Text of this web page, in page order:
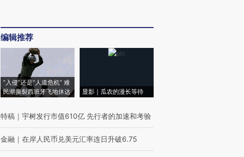
编辑推荐
“入侵”还是“人道危机” 难
民潮撕裂西班牙飞地休达
显影｜瓜农的漫长等待
特稿 ｜ 宇树发行市值610亿 先行者的加速和考验
金融 ｜ 在岸人民币兑美元汇率连日升破6.75